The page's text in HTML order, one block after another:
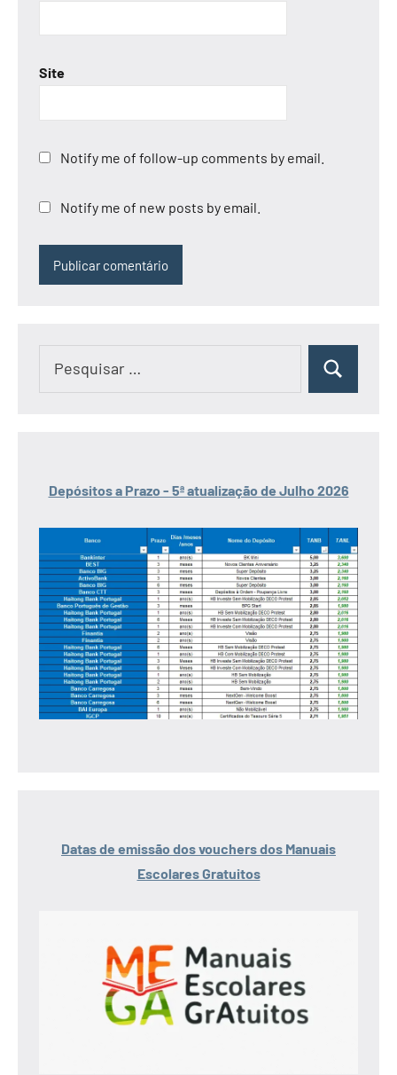
Site
Notify me of follow-up comments by email.
Notify me of new posts by email.
Pesquisar
Depósitos a Prazo - 5ª atualização de Julho 2026
Datas de emissão dos vouchers dos Manuais
Escolares Gratuitos